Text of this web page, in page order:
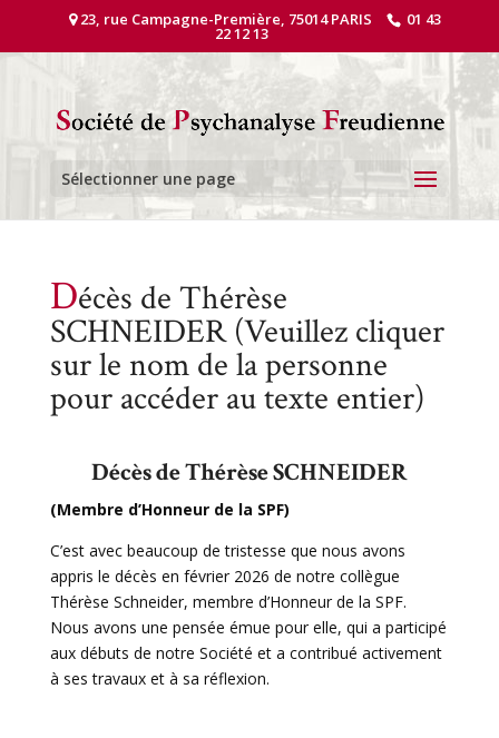
23, rue Campagne-Première, 75014 PARIS 01 43
22 12 13
Sélectionner une page
Décès de Thérèse
SCHNEIDER (Veuillez cliquer
sur le nom de la personne
pour accéder au texte entier)
Décès de Thérèse SCHNEIDER
(Membre d’Honneur de la SPF)
C’est avec beaucoup de tristesse que nous avons
appris le décès en février 2026 de notre collègue
Thérèse Schneider, membre d’Honneur de la SPF.
Nous avons une pensée émue pour elle, qui a participé
aux débuts de notre Société et a contribué activement
à ses travaux et à sa réflexion.